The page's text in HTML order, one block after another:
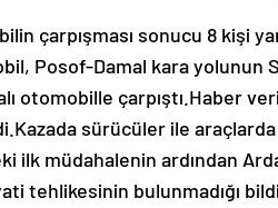
çarpışması sonucu 8 kişi
Posof-Damal kara yolunun
otomobille çarpıştı.Haber
sürücüler ile araçlarda
ilk müdahalenin ardından
tehlikesinin bulunmadığı